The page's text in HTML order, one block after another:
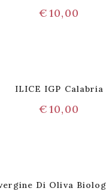
€10,00
ILICE IGP Calabria
€10,00
Di Oliva